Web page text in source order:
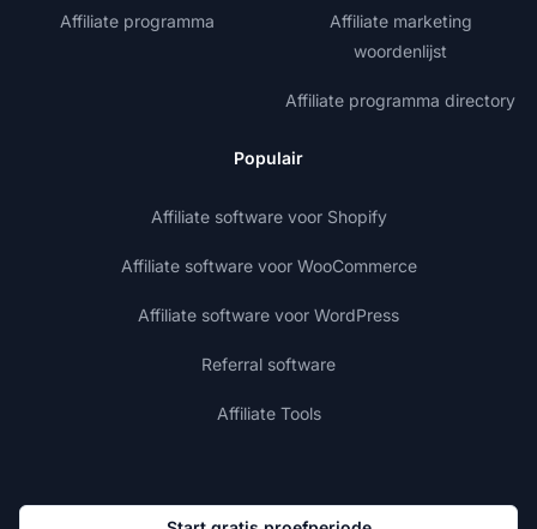
Affiliate programma
Affiliate marketing
woordenlijst
Affiliate programma directory
Populair
Affiliate software voor Shopify
Affiliate software voor WooCommerce
Affiliate software voor WordPress
Referral software
Affiliate Tools